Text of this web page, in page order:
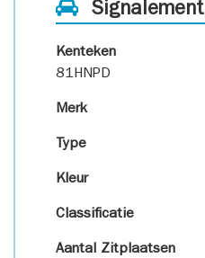
Signalement
Kenteken
81HNPD
Merk
Type
Kleur
Classificatie
Aantal Zitplaatsen